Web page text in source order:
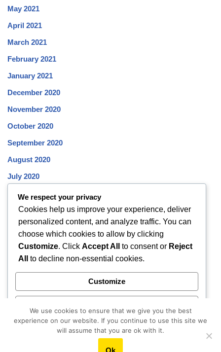
May 2021
April 2021
March 2021
February 2021
January 2021
December 2020
November 2020
October 2020
September 2020
August 2020
July 2020
June 2020
May 2020
April 2020
March 2020
February 2020
December 2019
November 2019
October 2019
We respect your privacy
Cookies help us improve your experience, deliver
personalized content, and analyze traffic. You can
choose which cookies to allow by clicking
Customize. Click Accept All to consent or Reject
All
to decline non-essential cookies.
Customize
Accept All
We use cookies to ensure that we give you the best
experience on our website. If you continue to use this site we
will assume that you are ok with it.
Ok